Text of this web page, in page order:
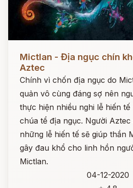
Mictlan - Địa ngục chín
Aztec
Chính vì chốn địa ngục do
quản vô cùng đáng sợ nên
thực hiện nhiều nghi lễ hiến
chúa tể địa ngục. Người
những lễ hiến tế sẽ giúp thần
gây đau khổ cho linh hồn
Mictlan.
04-12-2020